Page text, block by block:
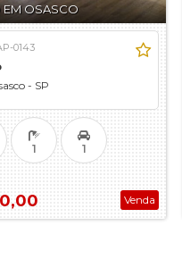
EM OSASCO
0143
- SP
Venda
1 1